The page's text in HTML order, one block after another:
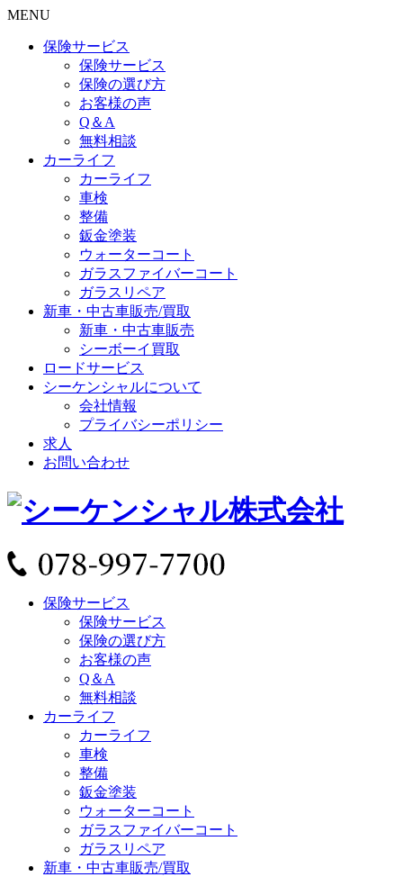
MENU
保険サービス
保険サービス
保険の選び方
お客様の声
Q＆A
無料相談
カーライフ
カーライフ
車検
整備
鈑金塗装
ウォーターコート
ガラスファイバーコート
ガラスリペア
新車・中古車販売/買取
新車・中古車販売
シーボーイ買取
ロードサービス
シーケンシャルについて
会社情報
プライバシーポリシー
求人
お問い合わせ
保険サービス
保険サービス
保険の選び方
お客様の声
Q＆A
無料相談
カーライフ
カーライフ
車検
整備
鈑金塗装
ウォーターコート
ガラスファイバーコート
ガラスリペア
新車・中古車販売/買取